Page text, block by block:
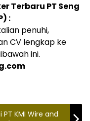
Terbaru PT Seng
:
penuhi,
CV lengkap ke
ini.
KMI Wire and